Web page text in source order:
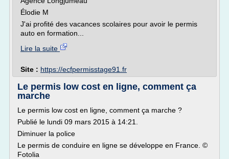
Élodie M
J'ai profité des vacances scolaires pour avoir le permis
auto en formation...
Lire la suite
Site : https://ecfpermisstage91.fr
Le permis low cost en ligne, comment ça
marche
Le permis low cost en ligne, comment ça marche ?
Publié le lundi 09 mars 2015 à 14:21.
Diminuer la police
Le permis de conduire en ligne se développe en France. ©
Fotolia